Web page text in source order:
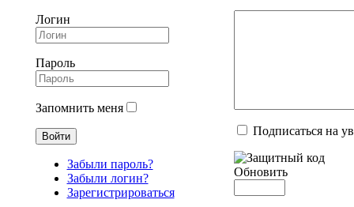
Логин
Пароль
Запомнить меня
Забыли пароль?
Забыли логин?
Зарегистрироваться
Подписаться на
Обновить